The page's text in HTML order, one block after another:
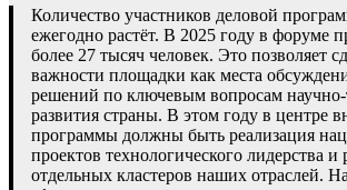
Количество участников деловой
ежегодно растёт. В 2025 году в форуме
более 27 тысяч человек. Это позволяет
важности площадки как места
решений по ключевым вопросам научно-
развития страны. В этом году в центре
программы должны быть реализация
проектов технологического лидерства и
отдельных кластеров наших отраслей.